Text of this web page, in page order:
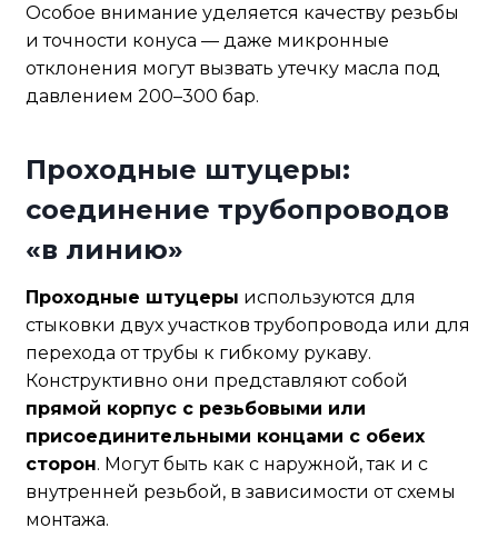
Особое внимание уделяется качеству резьбы
и точности конуса — даже микронные
отклонения могут вызвать утечку масла под
давлением 200–300 бар.
Проходные штуцеры:
соединение трубопроводов
«в линию»
Проходные штуцеры используются для
стыковки двух участков трубопровода или для
перехода от трубы к гибкому рукаву.
Конструктивно они представляют собой
прямой корпус с резьбовыми или
присоединительными концами с обеих
сторон. Могут быть как с наружной, так и с
внутренней резьбой, в зависимости от схемы
монтажа.